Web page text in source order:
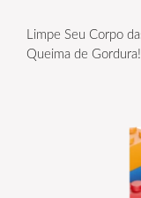
Limpe Seu Corpo
Queima de Gordura!